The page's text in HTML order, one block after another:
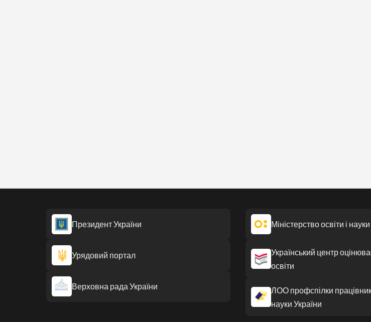
Президент України
Урядовий портал
Верховна рада України
Міністерство освіти і
Український центр
освіти
ЛОО профспілки
науки України